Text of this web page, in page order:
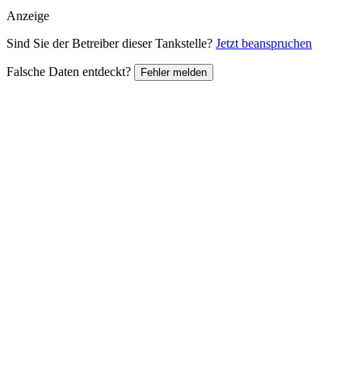
Anzeige
Sind Sie der Betreiber dieser Tankstelle? Jetzt beanspruchen
Falsche Daten entdeckt? Fehler melden